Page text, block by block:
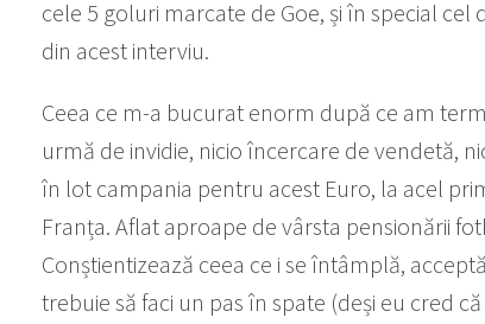
cele 5 goluri marcate de Goe, și în special
din acest interviu.
Ceea ce m-a bucurat enorm după ce am
urmă de invidie, nicio încercare de vendetă,
în lot campania pentru acest Euro, la acel
Franța. Aflat aproape de vârsta pensionării
Conștientizează ceea ce i se întâmplă,
trebuie să faci un pas în spate (deși eu cred